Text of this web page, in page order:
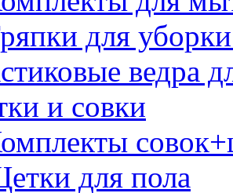
для
ведра
и совки
для пола